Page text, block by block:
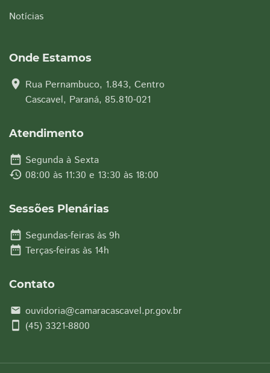
Notícias
Onde Estamos
location_on Rua Pernambuco, 1.843, Centro
Cascavel, Paraná, 85.810-021
Atendimento
date_range Segunda à Sexta
history 08:00 às 11:30 e 13:30 às 18:00
Sessões Plenárias
date_range Segundas-feiras às 9h
date_range Terças-feiras às 14h
Contato
email ouvidoria@camaracascavel.pr.gov.br
smartphone (45) 3321-8800